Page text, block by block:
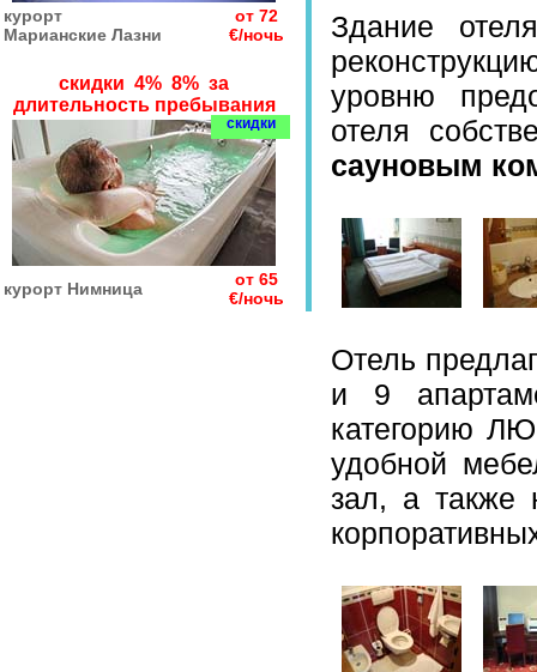
курорт
Марианские Лазни
от 72
€/ночь
скидки 4% 8% за
длительность пребывания
скидки
курорт Нимница
от 65
€/ночь
Здание
уровню
отеля
сауновым
Отель
и 9
категорию
удобной
зал, а также